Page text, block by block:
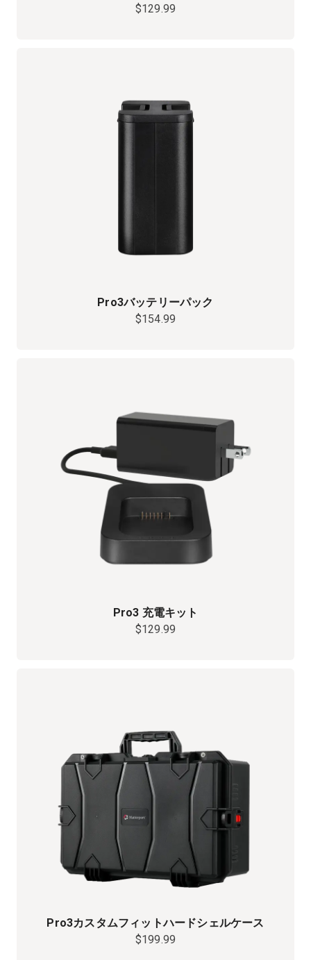
$129.99
Pro3バッテリーパック
$154.99
Pro3 充電キット
$129.99
Pro3カスタムフィットハードシェルケース
$199.99